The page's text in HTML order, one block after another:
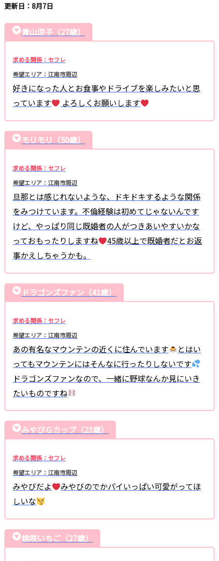
更新日：8月7日
青山涼子（27歳）
求める関係：セフレ
希望エリア：江南市周辺
好きになった人とお食事やドライブを楽しみたいと思
っています
よろしくお願いします
モリモリ（50歳）
求める関係：セフレ
希望エリア：江南市周辺
旦那とは感じれないような、ドキドキするような関係
をみつけています。不倫経験は初めてじゃないんです
けど、やっぱり同じ既婚者の人がつきあいやすいかな
っておもったりしますね
45歳以上で既婚者だとお返
事かえしちゃうかも。
ドラゴンズファン（41歳）
求める関係：セフレ
希望エリア：江南市周辺
あの有名なマウンテンの近くに住んでいます
とはい
ってもマウンテンにはそんなに行ったりしないです
ドラゴンズファンなので、一緒に野球なんか見にいき
たいものですね
みやびＧカップ（23歳）
求める関係：セフレ
希望エリア：江南市周辺
みやびだよ
みやびのでかパイいっぱい可愛がってほ
しいな
桃咲いちご（27歳）